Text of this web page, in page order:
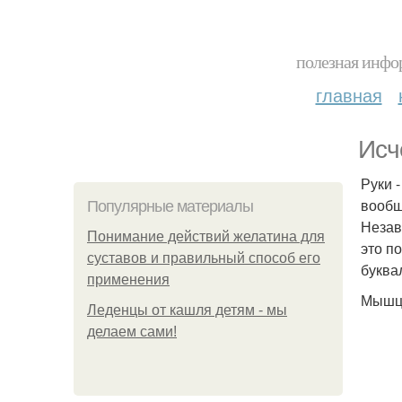
полезная
главная
Популярные материалы
Понимание действий желатина для
суставов и правильный способ его
применения
Леденцы от кашля детям - мы
делаем сами!
Руки
это